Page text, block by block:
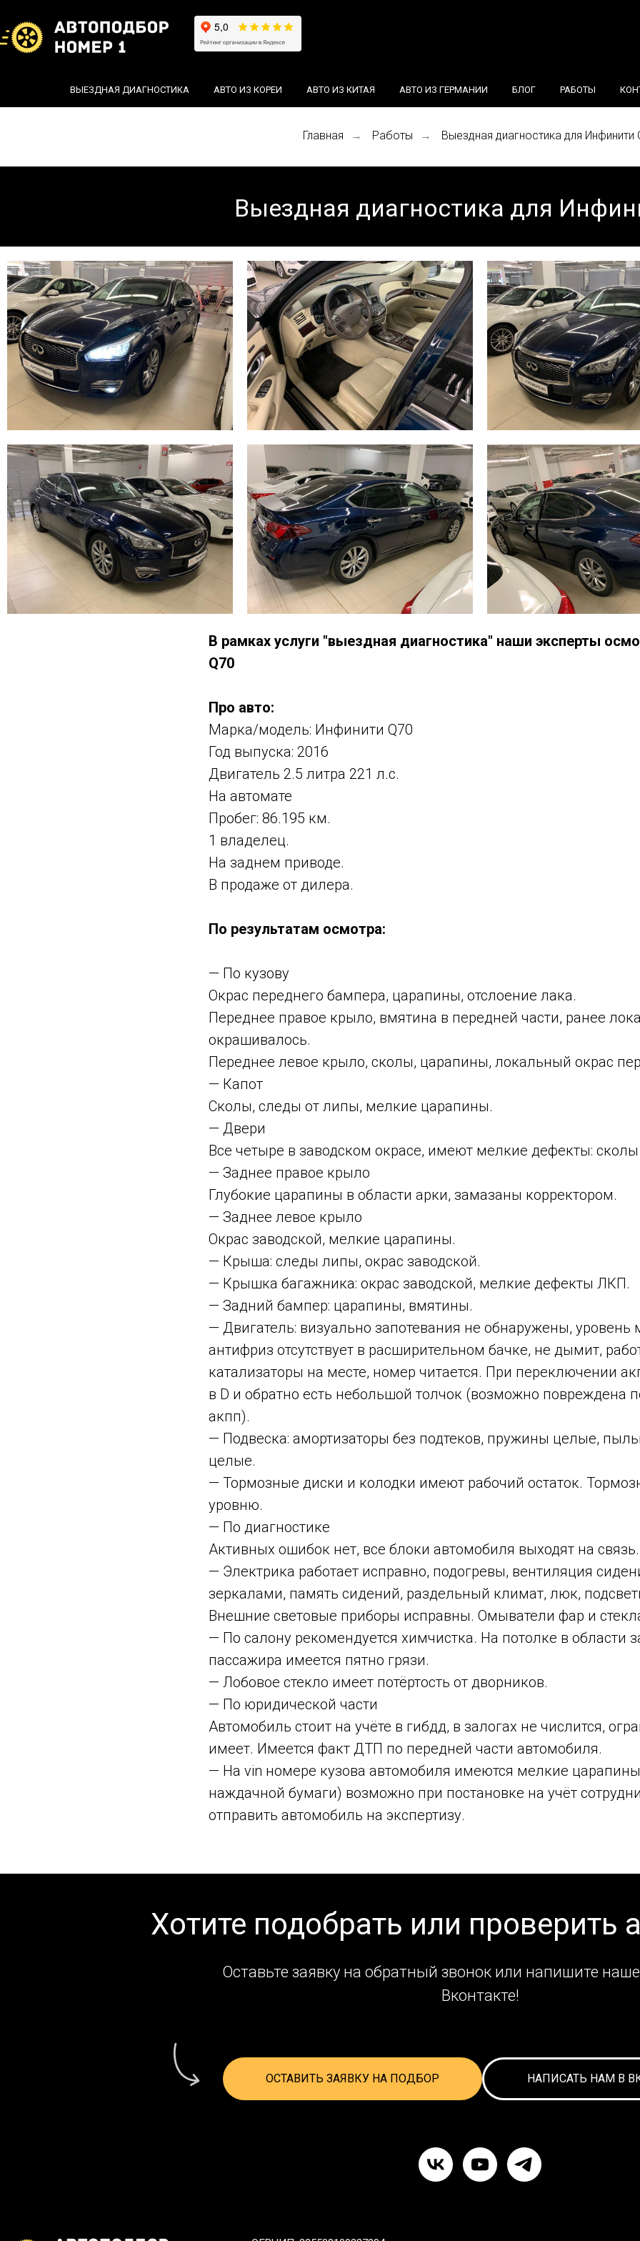
+7 (965) 264-48-89
ВЫЕЗДНАЯ ДИАГНОСТИКА АВТО ИЗ КОРЕИ АВТО ИЗ КИТАЯ АВТО ИЗ ГЕРМАНИИ БЛОГ РАБОТЫ
Главная → Работы → Выездная диагностика для Инфинити
Выездная диагностика для
В рамках услуги "выездная диагностика" наши эксперты
Q70
Про авто:
Марка/модель: Инфинити Q70
Год выпуска: 2016
Двигатель 2.5 литра 221 л.с.
На автомате
Пробег: 86.195 км.
1 владелец.
На заднем приводе.
В продаже от дилера.
По результатам осмотра:
— По кузову
Окрас переднего бампера, царапины, отслоение лака.
Переднее правое крыло, вмятина в передней части, ранее
окрашивалось.
Переднее левое крыло, сколы, царапины, локальный окрас
— Капот
Сколы, следы от липы, мелкие царапины.
— Двери
Все четыре в заводском окрасе, имеют мелкие дефекты:
— Заднее правое крыло
Глубокие царапины в области арки, замазаны корректором.
— Заднее левое крыло
Окрас заводской, мелкие царапины.
— Крыша: следы липы, окрас заводской.
— Крышка багажника: окрас заводской, мелкие дефекты ЛКП.
— Задний бампер: царапины, вмятины.
— Двигатель: визуально запотевания не обнаружены, уровень
антифриз отсутствует в расширительном бачке, не дымит,
катализаторы на месте, номер читается. При переключении
в D и обратно есть небольшой толчок (возможно повреждена
акпп).
— Подвеска: амортизаторы без подтеков, пружины целые,
целые.
— Тормозные диски и колодки имеют рабочий остаток.
уровню.
— По диагностике
Активных ошибок нет, все блоки автомобиля выходят на связь.
— Электрика работает исправно, подогревы, вентиляция
зеркалами, память сидений, раздельный климат, люк,
Внешние световые приборы исправны. Омыватели фар и
— По салону рекомендуется химчистка. На потолке в области
пассажира имеется пятно грязи.
— Лобовое стекло имеет потёртость от дворников.
— По юридической части
Автомобиль стоит на учёте в гибдд, в залогах не числится,
имеет. Имеется факт ДТП по передней части автомобиля.
— На vin номере кузова автомобиля имеются мелкие
наждачной бумаги) возможно при постановке на учёт
отправить автомобиль на экспертизу.
Хотите подобрать или проверить
Оставьте заявку на обратный звонок или напишите
Вконтакте!
ОСТАВИТЬ ЗАЯВКУ НА ПОДБОР НАПИСАТЬ НАМ В